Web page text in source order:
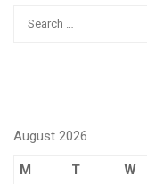
August 2026
M T W